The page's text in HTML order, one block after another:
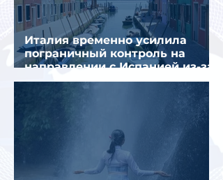
Италия временно усилила
пограничный контроль на
направлении с Испанией из-за
миграционного кризиса